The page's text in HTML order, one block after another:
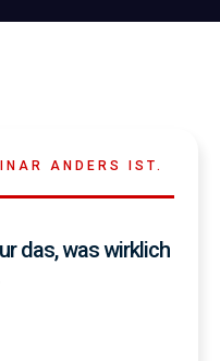
ANDERS IST.
das, was wirklich